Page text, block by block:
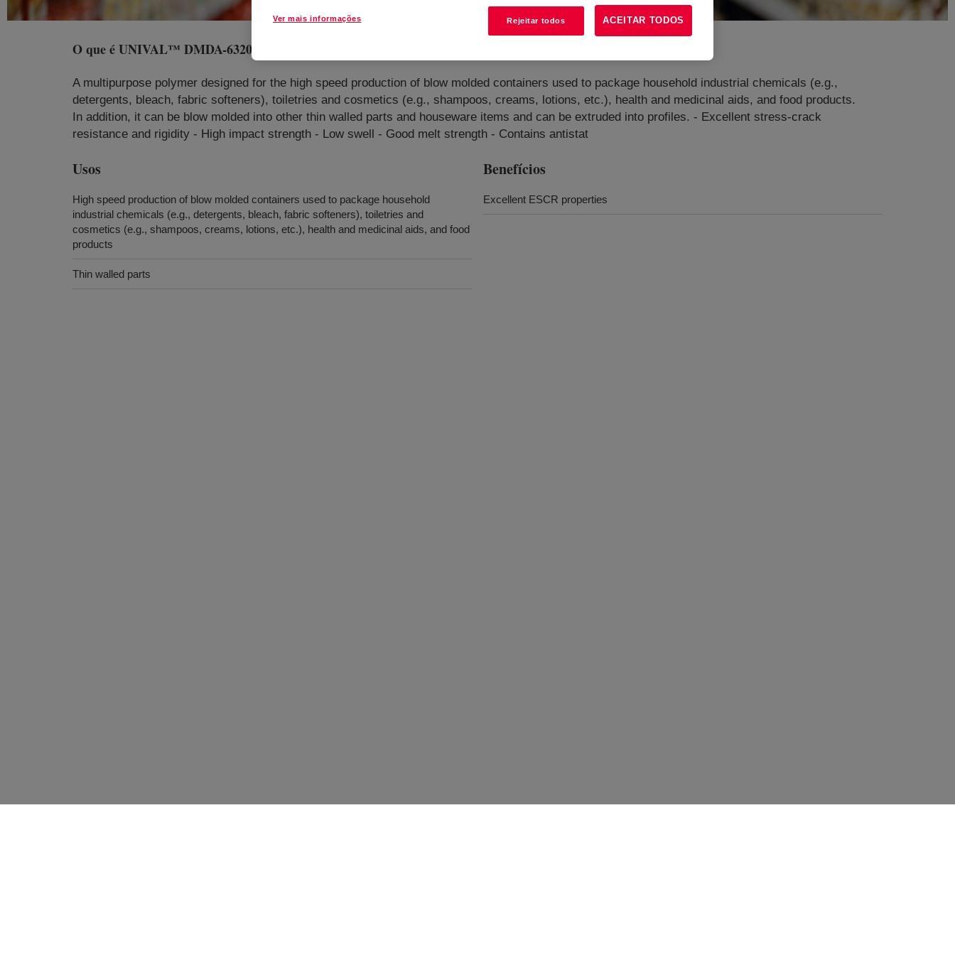
O que éUNIVAL™ DMDA-6320 NT 7 High Density Polyethylene Resin
A multipurpose polymer designed for the high speed production of blow molded containers used to package household industrial chemicals (e.g.,
detergents, bleach, fabric softeners), toiletries and cosmetics (e.g., shampoos, creams, lotions, etc.), health and medicinal aids, and food products.
In addition, it can be blow molded into other thin walled parts and houseware items and can be extruded into profiles. - Excellent stress-crack
resistance and rigidity - High impact strength - Low swell - Good melt strength - Contains antistat
Usos
High speed production of blow molded containers used to package household
industrial chemicals (e.g., detergents, bleach, fabric softeners), toiletries and
cosmetics (e.g., shampoos, creams, lotions, etc.), health and medicinal aids, and food
products
Thin walled parts
Benefícios
Excellent ESCR properties
Ver mais informações Rejeitar todos ACEITAR TODOS